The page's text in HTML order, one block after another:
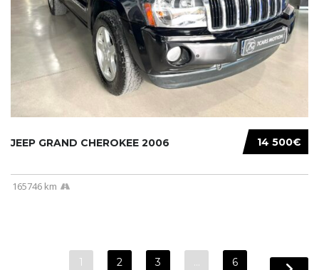
14 500€
JEEP GRAND CHEROKEE 2006
165746 km
1 2 3 … 6